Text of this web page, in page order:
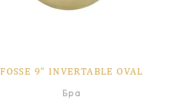
FOSSE 9" INVERTABLE OVAL
Бра